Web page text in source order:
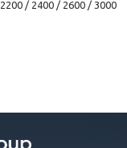
2200 / 2400 / 2600 / 3000